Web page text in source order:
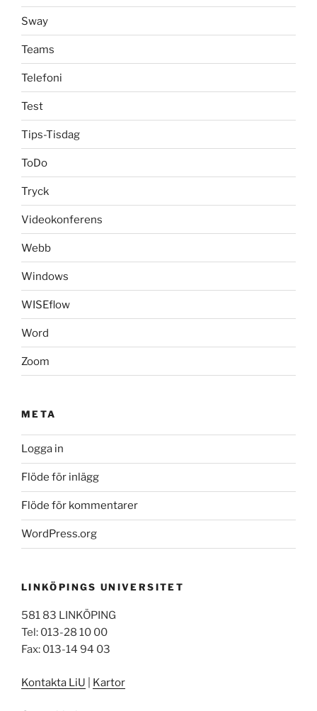
Sway
Teams
Telefoni
Test
Tips-Tisdag
ToDo
Tryck
Videokonferens
Webb
Windows
WISEflow
Word
Zoom
META
Logga in
Flöde för inlägg
Flöde för kommentarer
WordPress.org
LINKÖPINGS UNIVERSITET
581 83 LINKÖPING
Tel: 013-28 10 00
Fax: 013-14 94 03
Kontakta LiU Kartor